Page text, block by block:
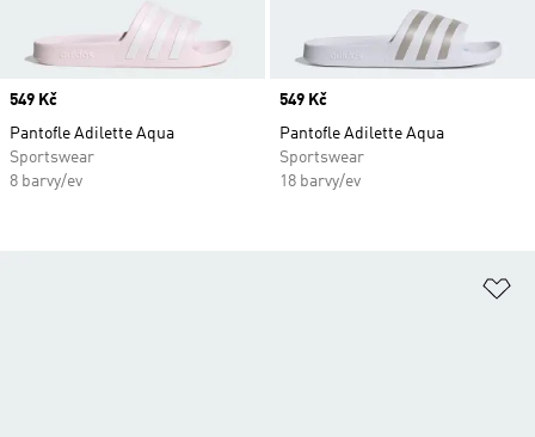
Price
549 Kč
Pantofle Adilette Aqua
Sportswear
8 barvy/ev
Price
549 Kč
Pantofle Adilette Aqua
Sportswear
18 barvy/ev